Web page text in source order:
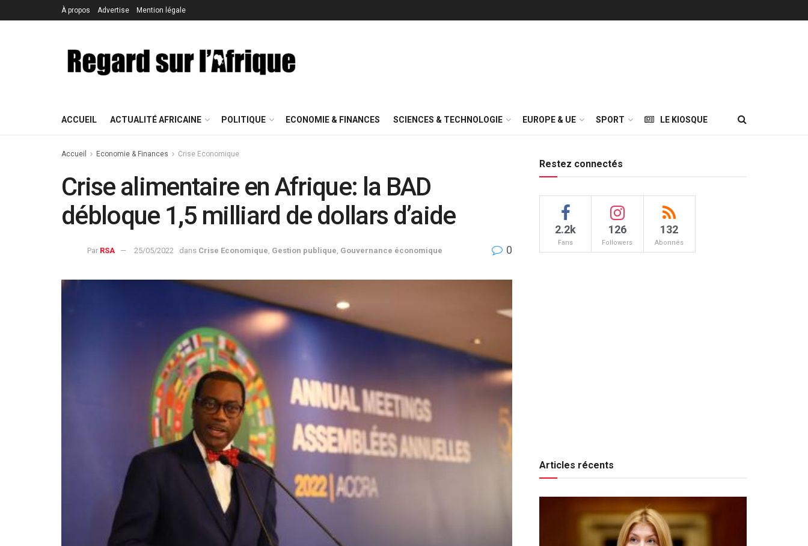
À propos Advertise Mention légale
ACCUEIL ACTUALITÉ AFRICAINE POLITIQUE ECONOMIE & FINANCES SCIENCES & TECHNOLOGIE EUROPE & UE SPORT LE KIOSQUE
Accueil Economie & Finances Crise Economique
Crise alimentaire en Afrique: la BAD
débloque 1,5 milliard de dollars d’aide
Par RSA 25/05/2022 dans Crise Economique Gestion publique Gouvernance économique 0
Restez connectés
2.2k
Fans
126
Followers
132
Abonnés
Articles récents